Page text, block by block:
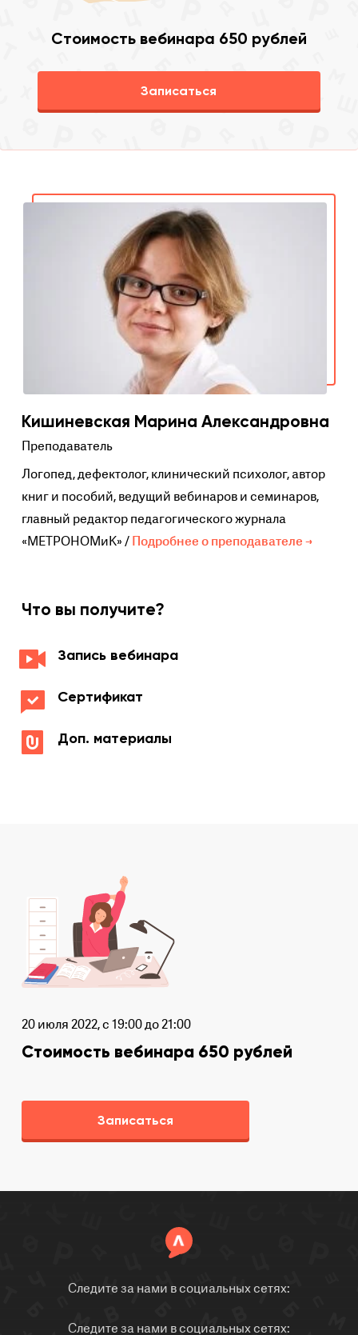
Стоимость вебинара 650 рублей
Записаться
Кишиневская Марина Александровна
Преподаватель
Логопед, дефектолог, клинический психолог, автор
книг и пособий, ведущий вебинаров и семинаров,
главный редактор педагогического журнала
«МЕТРОНОМиК» /Подробнее о преподавателе →
Что вы получите?
Запись вебинара
Сертификат
Доп. материалы
20 июля 2022, с 19:00 до 21:00
Стоимость вебинара 650 рублей
Записаться
Следите за нами в социальных сетях:
Следите за нами в социальных сетях: